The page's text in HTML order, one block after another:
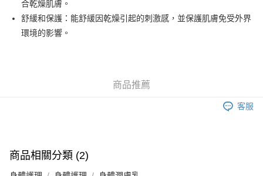
PayMe
WeChat Pay
銀行匯款 請將存款存到以下銀行帳戶，並於存款單據寫上訂單編號後電郵至
eshop@colourmix-cosmetics.com** **我們不會處理沒有提供存款單據的訂
單。 如果訂購後七個工作天內我們未能收到有關存款，有關訂單將被取消。
付款後順豐站及營業點取貨
合乾燥肌膚。
舒緩和保護：能舒緩因乾燥引起的刺激感，並保護肌膚免受外界
環境的影響。
商品推薦
客服
商品相關分類 (2)